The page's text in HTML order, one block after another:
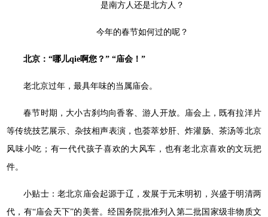
是南方人还是北方人？
今年的春节如何过的呢？
北京：“哪儿qie啊您？” “庙会！”
老北京过年，最具年味的当属庙会。
春节时期，大小古刹均向香客、游人开放。庙会上，既有拉洋片
等传统技艺展示、杂技相声表演，也荟萃炒肝、炸灌肠、茶汤等北京
风味小吃；有一代代孩子喜欢的大风车，也有老北京喜欢的文玩把
件。
小贴士：老北京庙会起源于辽，发展于元末明初，兴盛于明清两
代，有“庙会天下”的美誉。经国务院批准列入第二批国家级非物质文